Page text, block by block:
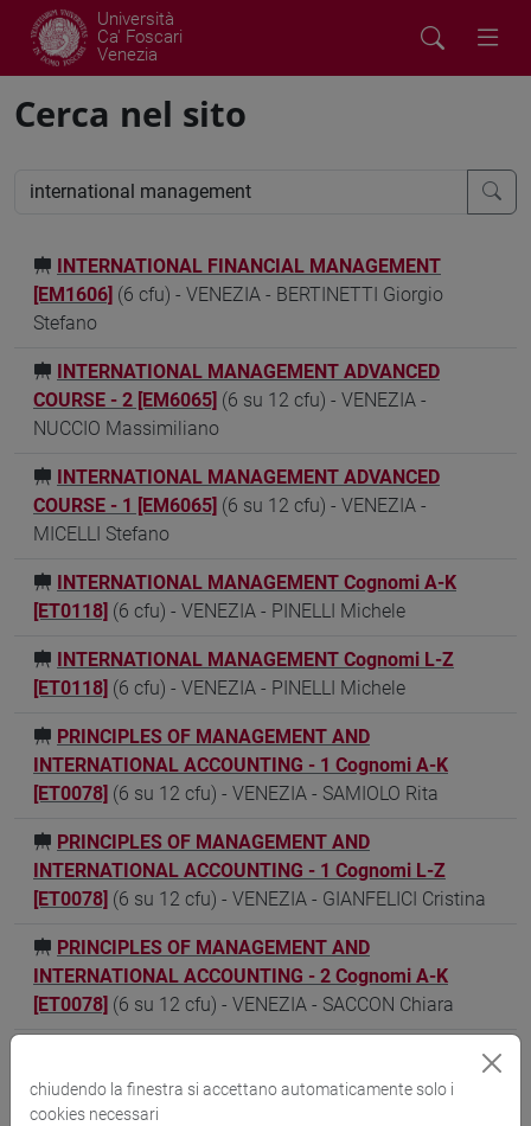
Università
Ca' Foscari
Venezia
Cerca nel sito
INTERNATIONAL FINANCIAL MANAGEMENT
[EM1606] (6 cfu) - VENEZIA - BERTINETTI Giorgio
Stefano
INTERNATIONAL MANAGEMENT ADVANCED
COURSE - 2 [EM6065] (6 su 12 cfu) - VENEZIA -
NUCCIO Massimiliano
INTERNATIONAL MANAGEMENT ADVANCED
COURSE - 1 [EM6065] (6 su 12 cfu) - VENEZIA -
MICELLI Stefano
INTERNATIONAL MANAGEMENT Cognomi A-K
[ET0118] (6 cfu) - VENEZIA - PINELLI Michele
INTERNATIONAL MANAGEMENT Cognomi L-Z
[ET0118] (6 cfu) - VENEZIA - PINELLI Michele
PRINCIPLES OF MANAGEMENT AND
INTERNATIONAL ACCOUNTING - 1 Cognomi A-K
[ET0078] (6 su 12 cfu) - VENEZIA - SAMIOLO Rita
PRINCIPLES OF MANAGEMENT AND
INTERNATIONAL ACCOUNTING - 1 Cognomi L-Z
[ET0078] (6 su 12 cfu) - VENEZIA - GIANFELICI Cristina
PRINCIPLES OF MANAGEMENT AND
INTERNATIONAL ACCOUNTING - 2 Cognomi A-K
[ET0078] (6 su 12 cfu) - VENEZIA - SACCON Chiara
INTERNATIONAL ACCOUNTING - 2 Cognomi L-Z
[ET0078](6 su 12 cfu) - VENEZIA - GIANFELICI Cristina
chiudendo la finestra si accettano automaticamente solo i
cookies necessari